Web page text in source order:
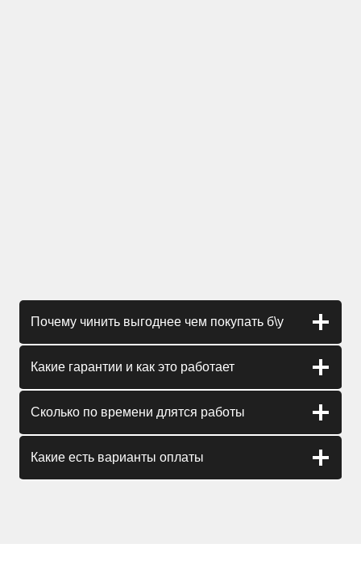
Почему чинить выгоднее чем покупать б\у
Какие гарантии и как это работает
Сколько по времени длятся работы
Какие есть варианты оплаты